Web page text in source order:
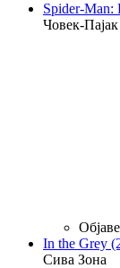
Spider-Man:
Човек-
In the Grey
Сива Зона